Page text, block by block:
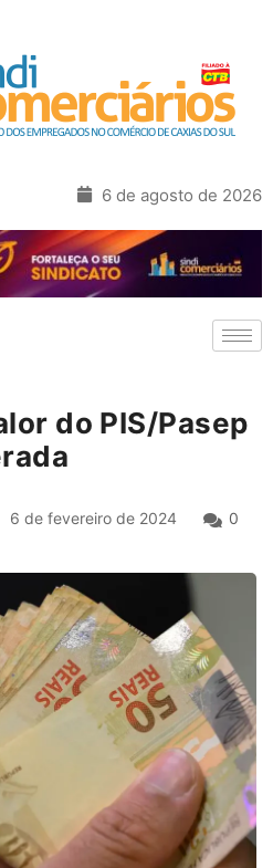
6 de agosto de 2026
do PIS/Pasep
6 de fevereiro de 2024 0